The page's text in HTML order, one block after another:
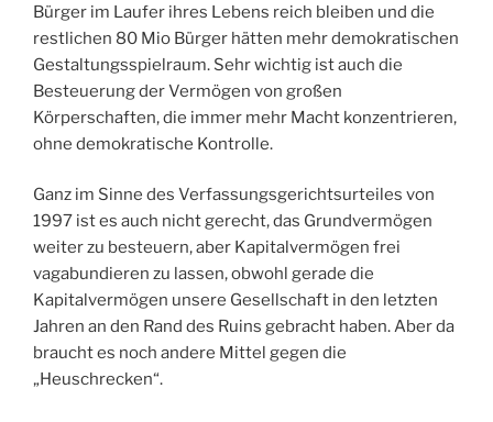
Bürger im Laufer ihres Lebens reich bleiben und die
restlichen 80 Mio Bürger hätten mehr demokratischen
Gestaltungsspielraum. Sehr wichtig ist auch die
Besteuerung der Vermögen von großen
Körperschaften, die immer mehr Macht konzentrieren,
ohne demokratische Kontrolle.
Ganz im Sinne des Verfassungsgerichtsurteiles von
1997 ist es auch nicht gerecht, das Grundvermögen
weiter zu besteuern, aber Kapitalvermögen frei
vagabundieren zu lassen, obwohl gerade die
Kapitalvermögen unsere Gesellschaft in den letzten
Jahren an den Rand des Ruins gebracht haben. Aber da
braucht es noch andere Mittel gegen die
„Heuschrecken“.